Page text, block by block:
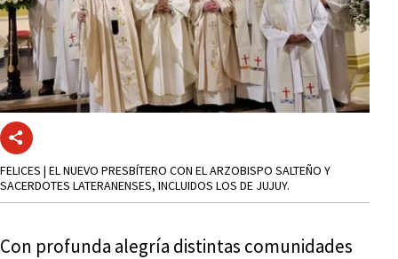
FELICES | EL NUEVO PRESBÍTERO CON EL ARZOBISPO SALTEÑO Y
SACERDOTES LATERANENSES, INCLUIDOS LOS DE JUJUY.
Con profunda alegría distintas comunidades